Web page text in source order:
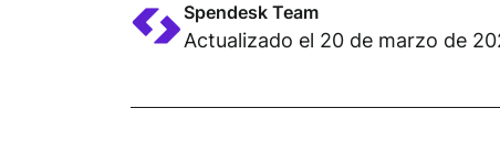
Spendesk Team
Actualizado el 20 de marzo de